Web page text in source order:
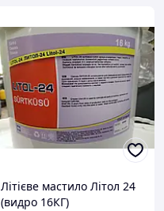
Літієве мастило Літол 24
(видро 16КГ)